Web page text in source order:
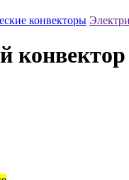
конвекторы